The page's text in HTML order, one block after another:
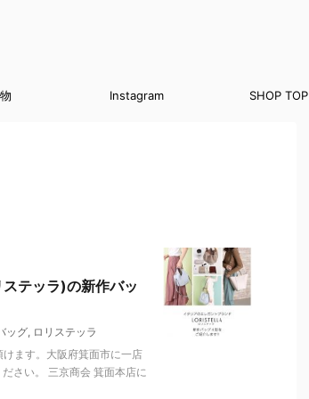
Instagram SHOP TOP
テッラ)の新作バッ
ッグ, ロリステッラ
ます。大阪府箕面市に一店
さい。 三京商会 箕面本店に